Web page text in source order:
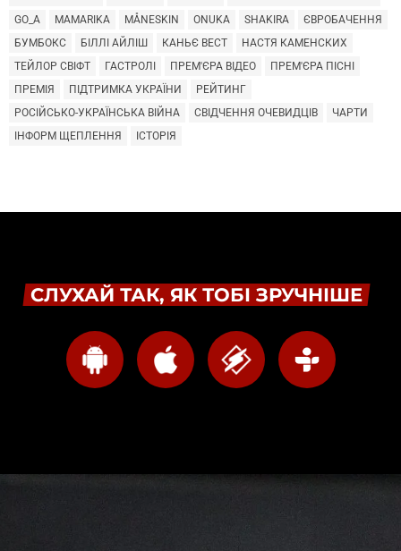
GO_A
MAMARIKA MÅNESKIN ONUKA SHAKIRA
ЄВРОБАЧЕННЯ
БУМБОКС
БІЛЛІ АЙЛІШ КАНЬЄ ВЕСТ
НАСТЯ КАМЕНСКИХ
ТЕЙЛОР СВІФТ
ГАСТРОЛІ ПРЕМ'ЄРА ВІДЕО
ПРЕМ'ЄРА ПІСНІ
ПРЕМІЯ
ПІДТРИМКА УКРАЇНИ
РЕЙТИНГ
РОСІЙСЬКО-УКРАЇНСЬКА ВІЙНА
СВІДЧЕННЯ ОЧЕВИДЦІВ
ЧАРТИ
ІНФОРМ ЩЕПЛЕННЯ
ІСТОРІЯ
СЛУХАЙ ТАК, ЯК ТОБІ ЗРУЧНІШЕ